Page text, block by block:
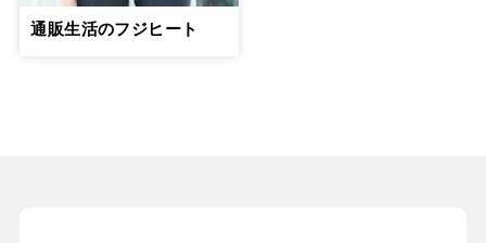
通販生活のフジヒート